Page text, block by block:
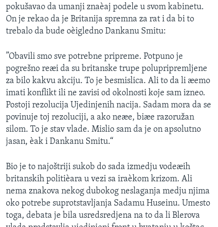
pokušavao da umanji znaèaj podele u svom kabinetu.
On je rekao da je Britanija spremna za rat i da bi to
trebalo da bude oèigledno Dankanu Smitu:
”Obavili smo sve potrebne pripreme. Potpuno je
pogrešno reæi da su britanske trupe polupripremljene
za bilo kakvu akciju. To je besmislica. Ali to da li æemo
imati konflikt ili ne zavisi od okolnosti koje sam izneo.
Postoji rezolucija Ujedinjenih nacija. Sadam mora da se
povinuje toj rezoluciji, a ako neæe, biæe razoružan
silom. To je stav vlade. Mislio sam da je on apsolutno
jasan, èak i Dankanu Smitu.“
Bio je to najoštriji sukob do sada izmedju vodeæih
britanskih politièara u vezi sa iraèkom krizom. Ali
nema znakova nekog dubokog neslaganja medju njima
oko potrebe suprotstavljanja Sadamu Huseinu. Umesto
toga, debata je bila usredsredjena na to da li Blerova